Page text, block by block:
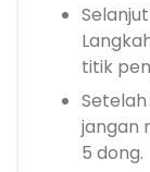
titik
jangan
5 dong.